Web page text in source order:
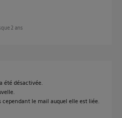
2 ans
été désactivée.
le mail auquel elle est liée.